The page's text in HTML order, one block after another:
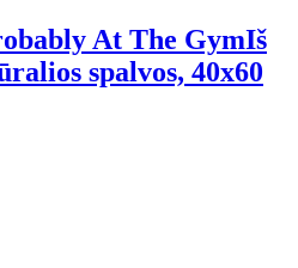
At The GymIš
spalvos, 40x60